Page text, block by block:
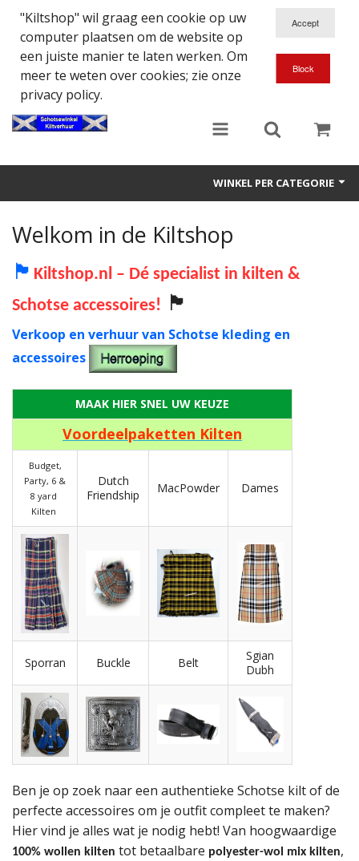
"Kiltshop" wil graag een cookie op uw
computer plaatsen om de website op
een juiste manier te laten werken. Om
meer te weten over cookies; zie onze
privacy policy.
WINKEL PER CATEGORIE
Highland Titles
Verhuur
AFGEPRIJST - UITVERKOOP
Welkom in de Kiltshop
🏴 Kiltshop.nl – Dé specialist in kilten &
Schotse accessoires!
🏴
Verkoop en verhuur van Schotse kleding en
accessoires
MAAK HIER SNEL UW KEUZE
Voordeelpaketten Kilten
Budget,
Party, 6 &
8 yard
Kilten
Dutch
Friendship
MacPowder Dames
Sporran Buckle Belt
Sgian
Dubh
Ben je op zoek naar een authentieke Schotse kilt of de
perfecte accessoires om je outfit compleet te maken?
Hier vind je alles wat je nodig hebt! Van hoogwaardige
100% wollen kilten tot betaalbare polyester-wol mix kilten,